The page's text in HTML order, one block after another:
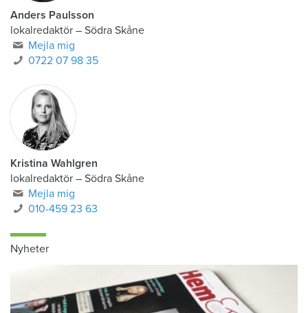
Anders Paulsson
lokalredaktör – Södra Skåne
Mejla mig
0722 07 98 35
Kristina Wahlgren
lokalredaktör – Södra Skåne
Mejla mig
010-459 23 63
Nyheter